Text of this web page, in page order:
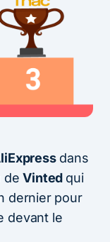
dans
deVinted qui
dernier pour
devant le